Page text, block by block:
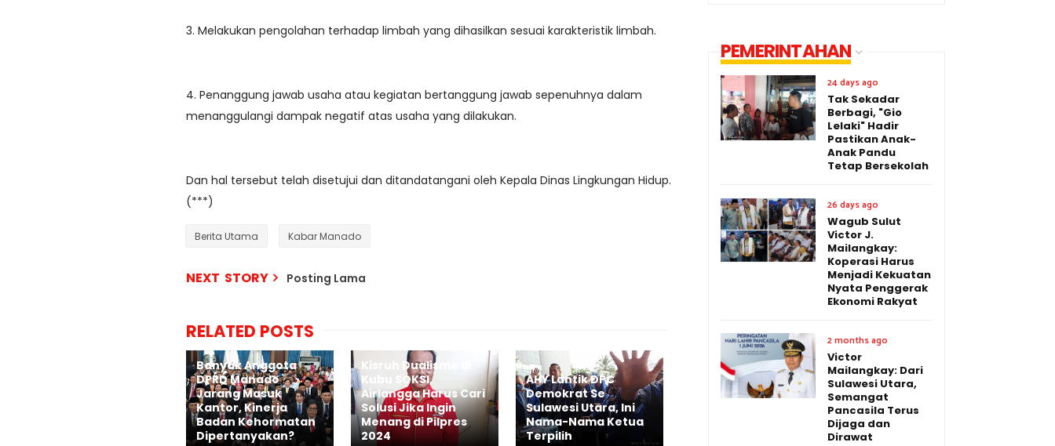
3. Melakukan pengolahan terhadap limbah yang dihasilkan sesuai karakteristik limbah.
4. Penanggung jawab usaha atau kegiatan bertanggung jawab sepenuhnya dalam
menanggulangi dampak negatif atas usaha yang dilakukan.
Dan hal tersebut telah disetujui dan ditandatangani oleh Kepala Dinas Lingkungan Hidup.
(***)
Berita Utama Kabar Manado
NEXT STORY Posting Lama
RELATED POSTS
Banyak Anggota
DPRD Manado
Jarang Masuk
Kantor, Kinerja
Badan Kehormatan
Dipertanyakan?
Kisruh Dualisme di
Kubu SOKSI,
Airlangga Harus Cari
Solusi Jika Ingin
Menang di Pilpres
2024
AHY Lantik DPC
Demokrat Se
Sulawesi Utara, Ini
Nama-Nama Ketua
Terpilih
PEMERINTAHAN
24 days ago
Tak Sekadar
Berbagi, "Gio
Lelaki" Hadir
Pastikan Anak-
Anak Pandu
Tetap Bersekolah
26 days ago
Wagub Sulut
Victor J.
Mailangkay:
Koperasi Harus
Menjadi Kekuatan
Nyata Penggerak
Ekonomi Rakyat
2 months ago
Victor
Mailangkay: Dari
Sulawesi Utara,
Semangat
Pancasila Terus
Dijaga dan
Dirawat